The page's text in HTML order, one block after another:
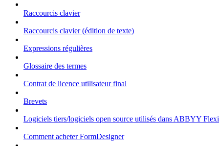
Raccourcis clavier
Raccourcis clavier (édition de texte)
Expressions régulières
Glossaire des termes
Contrat de licence utilisateur final
Brevets
Logiciels tiers/logiciels open source utilisés dans ABBYY
Comment acheter FormDesigner